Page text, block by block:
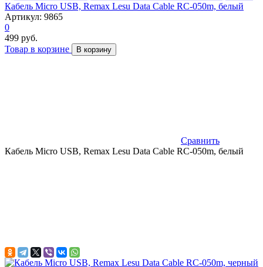
Кабель Micro USB, Remax Lesu Data Cable RC-050m, белый
Артикул: 9865
0
499 руб.
Товар в корзине
В корзину
Сравнить
Кабель Micro USB, Remax Lesu Data Cable RC-050m, белый